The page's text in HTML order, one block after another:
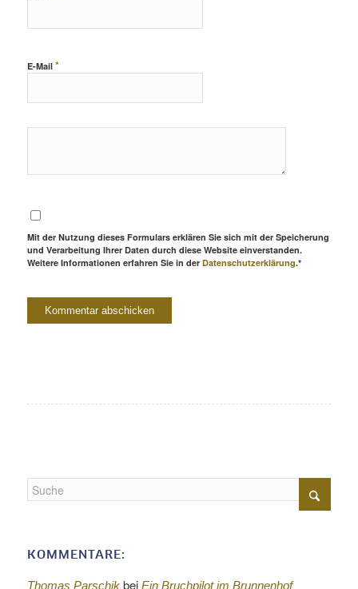
E-Mail *
Mit der Nutzung dieses Formulars erklären Sie sich mit der Speicherung
und Verarbeitung Ihrer Daten durch diese Website einverstanden.
Weitere Informationen erfahren Sie in der Datenschutzerklärung.*
KOMMENTARE:
Thomas Parschikbei Ein Bruchpilot im Brunnenhof